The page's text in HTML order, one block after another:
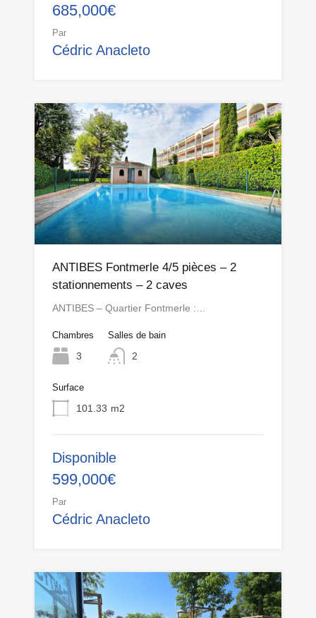
685,000€
Par
Cédric Anacleto
ANTIBES Fontmerle 4/5 pièces – 2
stationnements – 2 caves
ANTIBES – Quartier Fontmerle :…
Chambres
3
Salles de bain
2
Surface
101.33 m2
Disponible
599,000€
Par
Cédric Anacleto